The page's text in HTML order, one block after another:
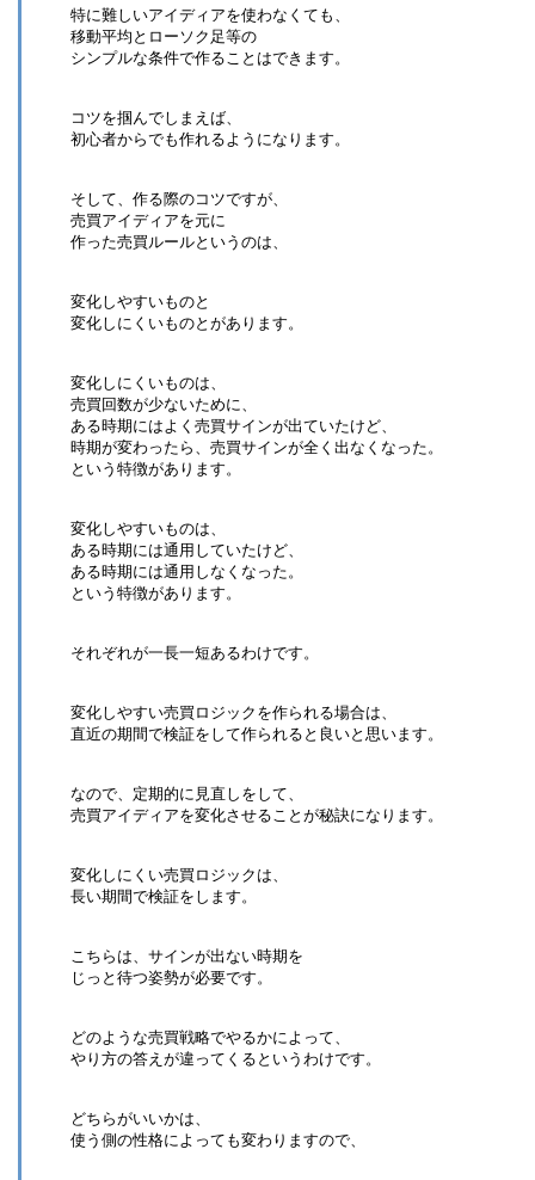
特に難しいアイディアを使わなくても、
移動平均とローソク足等の
シンプルな条件で作ることはできます。
コツを掴んでしまえば、
初心者からでも作れるようになります。
そして、作る際のコツですが、
売買アイディアを元に
作った売買ルールというのは、
変化しやすいものと
変化しにくいものとがあります。
変化しにくいものは、
売買回数が少ないために、
ある時期にはよく売買サインが出ていたけど、
時期が変わったら、売買サインが全く出なくなった。
という特徴があります。
変化しやすいものは、
ある時期には通用していたけど、
ある時期には通用しなくなった。
という特徴があります。
それぞれが一長一短あるわけです。
変化しやすい売買ロジックを作られる場合は、
直近の期間で検証をして作られると良いと思います。
なので、定期的に見直しをして、
売買アイディアを変化させることが秘訣になります。
変化しにくい売買ロジックは、
長い期間で検証をします。
こちらは、サインが出ない時期を
じっと待つ姿勢が必要です。
どのような売買戦略でやるかによって、
やり方の答えが違ってくるというわけです。
どちらがいいかは、
使う側の性格によっても変わりますので、